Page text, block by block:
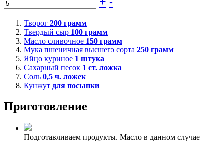
Творог 200 грамм
Твердый сыр 100 грамм
Масло сливочное 150 грамм
Мука пшеничная высшего сорта 250 грамм
Яйцо куриное 1 штука
Сахарный песок 1 ст. ложка
Соль 0,5 ч. ложек
Кунжут для посыпки
Приготовление
Подготавливаем продукты. Масло в данном случае